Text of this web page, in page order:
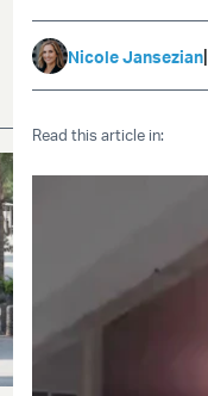
Nicole Jansezian|
Read this article in: